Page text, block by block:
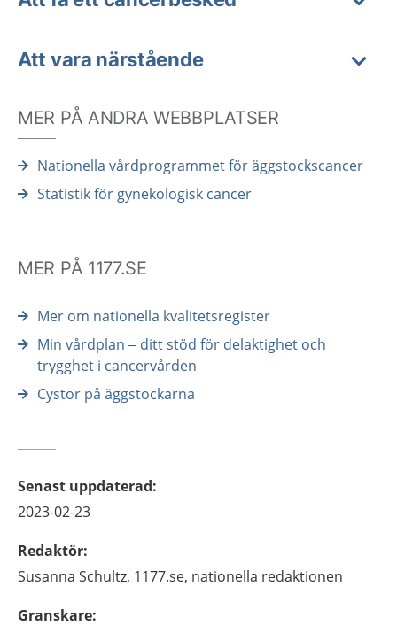
Att vara närstående
MER PÅ ANDRA WEBBPLATSER
Nationella vårdprogrammet för äggstockscancer
Statistik för gynekologisk cancer
MER PÅ 1177.SE
Mer om nationella kvalitetsregister
Min vårdplan – ditt stöd för delaktighet och
trygghet i cancervården
Cystor på äggstockarna
Senast uppdaterad:
2023-02-23
Redaktör:
Susanna Schultz, 1177.se, nationella redaktionen
Granskare: